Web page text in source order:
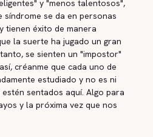
y "menos talentosos",
se da en personas
tienen éxito de manera
la suerte ha jugado un gran
se sienten un "impostor"
créanme que cada uno de
estudiado y no es ni
sentados aquí. Algo para
y la próxima vez que nos